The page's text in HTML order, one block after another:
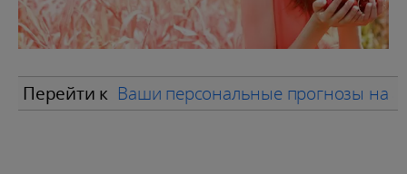
Перейти к Ваши персональные прогнозы на